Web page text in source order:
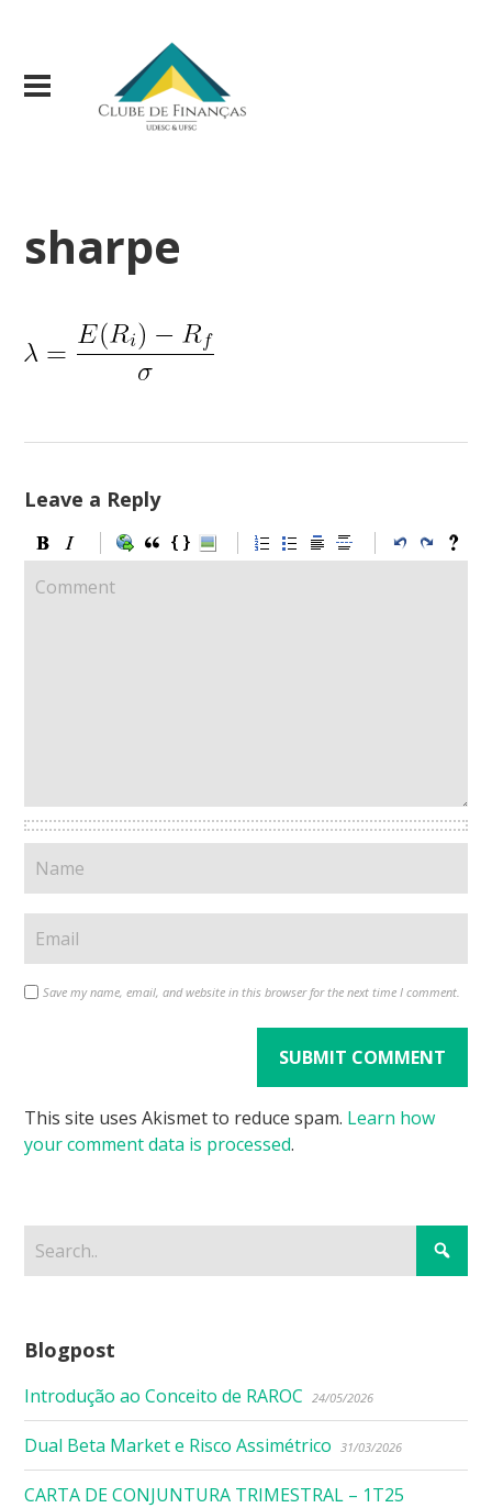
sharpe
Leave a Reply
Save my name, email, and website in this browser for the next time I comment.
This site uses Akismet to reduce spam. Learn how
your comment data is processed.
Blogpost
Introdução ao Conceito de RAROC 24/05/2026
Dual Beta Market e Risco Assimétrico 31/03/2026
CARTA DE CONJUNTURA TRIMESTRAL – 1T25